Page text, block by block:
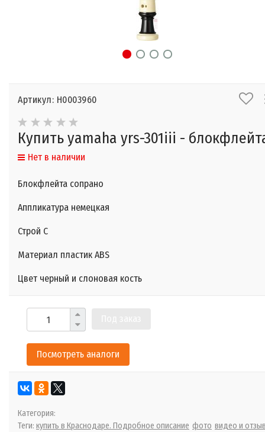
Артикул: Н0003960
Купить yamaha yrs-301iii -
Нет в наличии
Блокфлейта сопрано
Аппликатура немецкая
Строй C
Материал пластик ABS
Цвет черный и слоновая кость
Посмотреть аналоги
Категория:
Теги: купить в Краснодаре. Подробное описание фото видео и